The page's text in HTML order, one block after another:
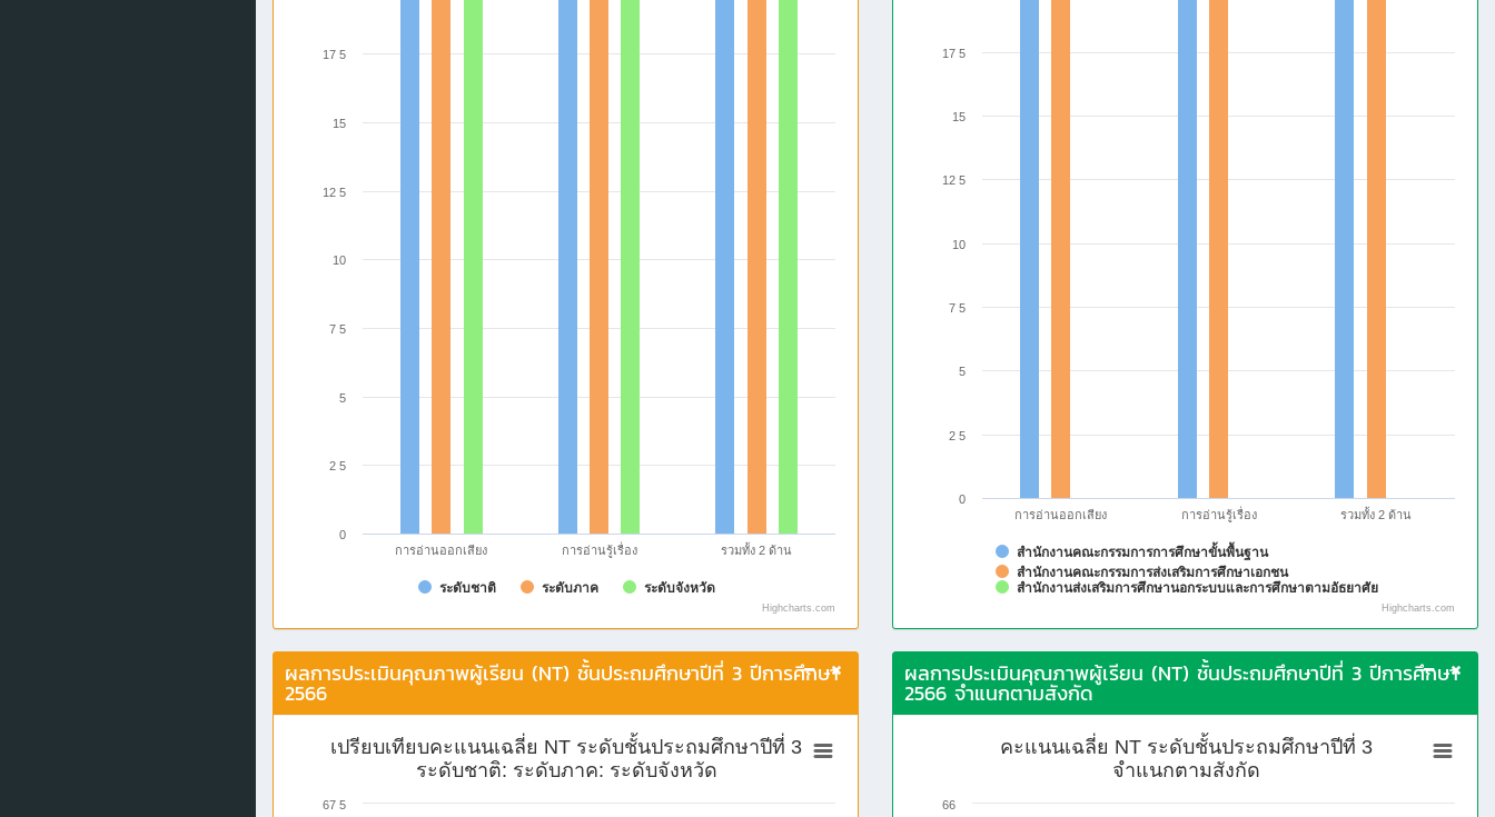
ระดับชาติ ระดับภาค ระดับจังหวัด
การอ่านออกเสียง การอ่านรู้เรื่อง รวมทั้ง 2 ด้าน
0
2 5
5
7 5
10
12 5
15
17 5
Highcharts.com
สำนักงานคณะกรรมการการศึกษาขั้นพื้นฐาน
สำนักงานคณะกรรมการส่งเสริมการศึกษาเอกชน
สำนักงานส่งเสริมการศึกษานอกระบบและการศึกษาตามอัธยาศัย
การอ่านออกเสียง การอ่านรู้เรื่อง รวมทั้ง 2 ด้าน
0
2 5
5
7 5
10
12 5
15
17 5
Highcharts.com
ผลการประเมินคุณภาพผู้เรียน (NT) ชั้นประถมศึกษาปีที่ 3 ปีการศึกษา
2566
เปรียบเทียบคะแนนเฉลี่ย NT ระดับชั้นประถมศึกษาปีที่ 3
ระดับชาติ: ระดับภาค: ระดับจังหวัด
67 5
ผลการประเมินคุณภาพผู้เรียน (NT) ชั้นประถมศึกษาปีที่ 3 ปีการศึกษา
2566 จำแนกตามสังกัด
คะแนนเฉลี่ย NT ระดับชั้นประถมศึกษาปีที่ 3
จำแนกตามสังกัด
66